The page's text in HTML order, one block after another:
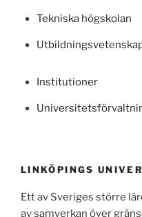
Tekniska högskolan
Institutioner
LINKÖPINGS
Ett av Sveriges större
av samverkan över